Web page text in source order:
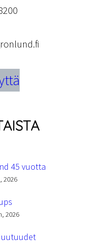
45 vuotta
2026
2026
uutuudet